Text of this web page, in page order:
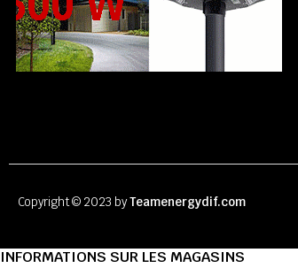
Copyright © 2023 byTeamenergydif.com
INFORMATIONS SUR LES MAGASINS